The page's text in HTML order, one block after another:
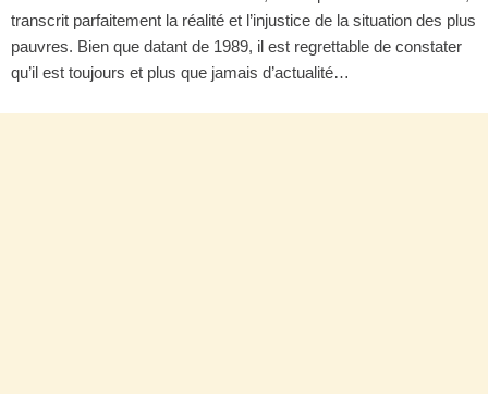
transcrit parfaitement la réalité et l’injustice de la situation des plus
pauvres. Bien que datant de 1989, il est regrettable de constater
qu’il est toujours et plus que jamais d’actualité…